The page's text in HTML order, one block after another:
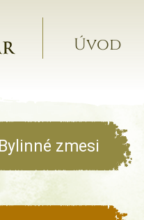
Úvod
Bylinné zmesi